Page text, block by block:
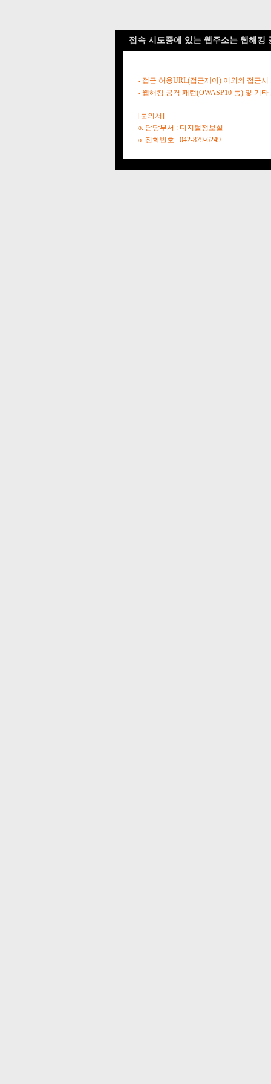
접속 시도중에 있는 웹주소는 웹해킹
- 접근 허용URL(접근제어) 이외의 접근시
- 웹해킹 공격 패턴(OWASP10 등) 및 기
[문의처]
o. 담당부서 : 디지털정보실
o. 전화번호 : 042-879-6249